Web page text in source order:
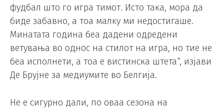
фудбал што го игра тимот. Исто така, мора да
биде забавно, а тоа малку ми недостигаше.
Минатата година беа дадени одредени
ветувања во однос на стилот на игра, но тие не
беа исполнети, а тоа е вистинска штета“, изјави
Де Брујне за медиумите во Белгија.
Не е сигурно дали, по оваа сезона на